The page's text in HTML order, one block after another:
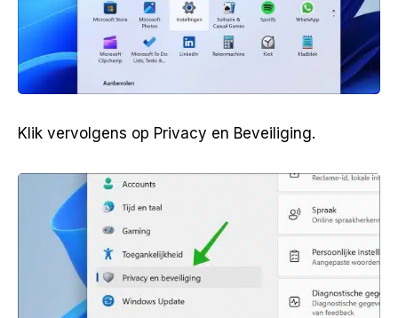
Klik vervolgens op Privacy en Beveiliging.